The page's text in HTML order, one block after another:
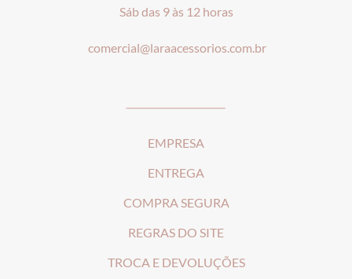
Sáb das 9 às 12 horas
comercial@laraacessorios.com.br
EMPRESA
ENTREGA
COMPRA SEGURA
REGRAS DO SITE
TROCA E DEVOLUÇÕES